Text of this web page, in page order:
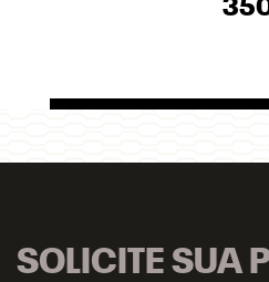
SOLICITE SUA